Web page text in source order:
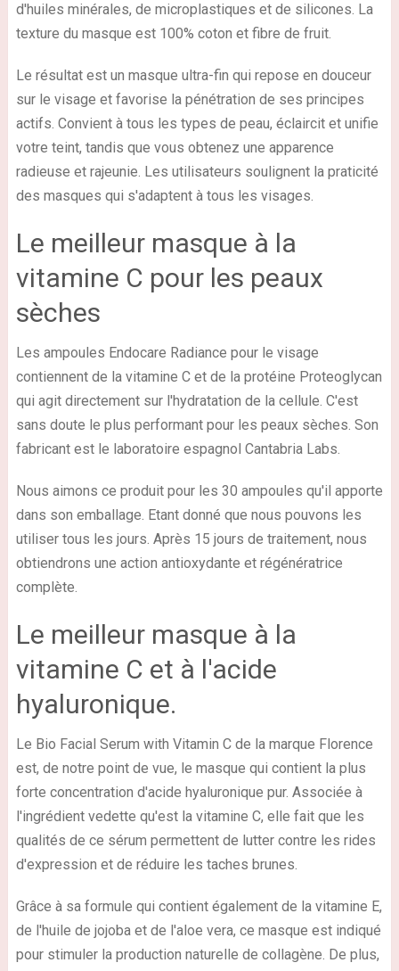
d'huiles minérales, de microplastiques et de silicones. La
texture du masque est 100% coton et fibre de fruit.
Le résultat est un masque ultra-fin qui repose en douceur
sur le visage et favorise la pénétration de ses principes
actifs. Convient à tous les types de peau, éclaircit et unifie
votre teint, tandis que vous obtenez une apparence
radieuse et rajeunie. Les utilisateurs soulignent la praticité
des masques qui s'adaptent à tous les visages.
Le meilleur masque à la
vitamine C pour les peaux
sèches
Les ampoules Endocare Radiance pour le visage
contiennent de la vitamine C et de la protéine Proteoglycan
qui agit directement sur l'hydratation de la cellule. C'est
sans doute le plus performant pour les peaux sèches. Son
fabricant est le laboratoire espagnol Cantabria Labs.
Nous aimons ce produit pour les 30 ampoules qu'il apporte
dans son emballage. Etant donné que nous pouvons les
utiliser tous les jours. Après 15 jours de traitement, nous
obtiendrons une action antioxydante et régénératrice
complète.
Le meilleur masque à la
vitamine C et à l'acide
hyaluronique.
Le Bio Facial Serum with Vitamin C de la marque Florence
est, de notre point de vue, le masque qui contient la plus
forte concentration d'acide hyaluronique pur. Associée à
l'ingrédient vedette qu'est la vitamine C, elle fait que les
qualités de ce sérum permettent de lutter contre les rides
d'expression et de réduire les taches brunes.
Grâce à sa formule qui contient également de la vitamine E,
de l'huile de jojoba et de l'aloe vera, ce masque est indiqué
pour stimuler la production naturelle de collagène. De plus,